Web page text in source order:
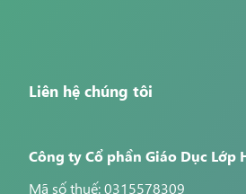
Liên hệ chúng tôi
Công ty Cổ phần Giáo Dục Lớp
Mã số thuế: 0315578309